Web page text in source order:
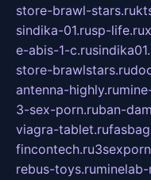
store-brawl-stars.ru
sindika-01.rusp-life.ru
e-abis-1-c.ru
store-brawlstars.ru
antenna-highly.ru
3-sex-porn.ruban-
viagra-tablet.ru
fincontech.ru
rebus-toys.ru